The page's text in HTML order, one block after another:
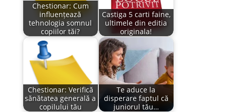
Chestionar: Cum
influențează
tehnologia somnul
copiilor tăi?
Castiga 5 carti faine,
ultimele din editia
originala!
Chestionar: Verifică
sănătatea generală a
copilului tău
Te aduce la
disperare faptul că
juniorul tău…